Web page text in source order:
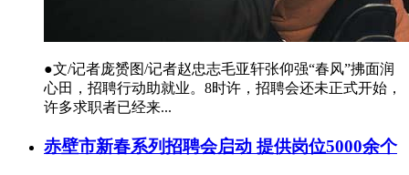
●文/记者庞赟图/记者赵忠志毛亚轩张仰强“春风”拂面润
心田，招聘行动助就业。8时许，招聘会还未正式开始，
许多求职者已经来...
赤壁市新春系列招聘会启动 提供岗位5000余个